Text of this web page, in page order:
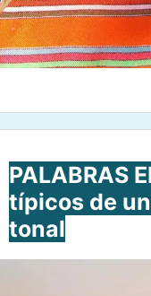
PALABRAS
típicos de
tonal